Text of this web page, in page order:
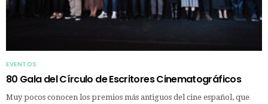
EVENTOS
80 Gala del Círculo de Escritores Cinematográficos
Muy pocos conocen los premios más antiguos del cine español, que